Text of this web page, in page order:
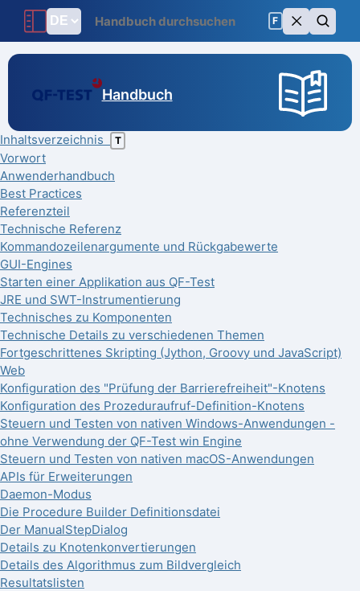
F
Handbuch
Inhaltsverzeichnis T
Vorwort
Anwenderhandbuch
Best Practices
Referenzteil
Technische Referenz
Kommandozeilenargumente und Rückgabewerte
GUI-Engines
Starten einer Applikation aus QF-Test
JRE und SWT-Instrumentierung
Technisches zu Komponenten
Technische Details zu verschiedenen Themen
Fortgeschrittenes Skripting (Jython, Groovy und JavaScript)
Web
Konfiguration des "Prüfung der Barrierefreiheit"-Knotens
Konfiguration des Prozeduraufruf-Definition-Knotens
Steuern und Testen von nativen Windows-Anwendungen -
ohne Verwendung der QF-Test win Engine
Steuern und Testen von nativen macOS-Anwendungen
APIs für Erweiterungen
Daemon-Modus
Die Procedure Builder Definitionsdatei
Der ManualStepDialog
Details zu Knotenkonvertierungen
Details des Algorithmus zum Bildvergleich
Resultatslisten